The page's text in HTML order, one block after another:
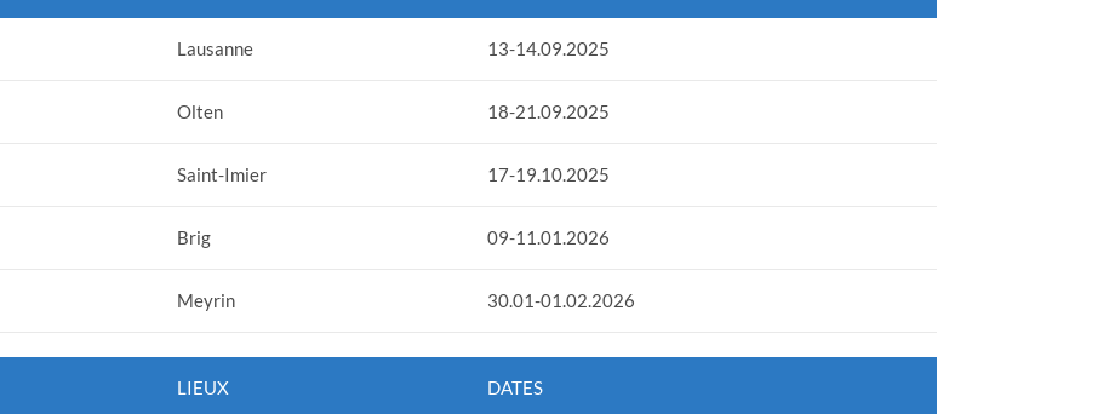
Lausanne 13-14.09.2025
Olten 18-21.09.2025
Saint-Imier 17-19.10.2025
Brig 09-11.01.2026
Meyrin 30.01-01.02.2026
LIEUX DATES